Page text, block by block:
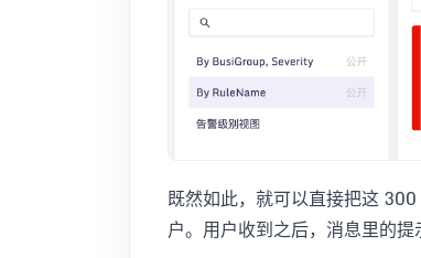
既然如此，就可以直接把这
户。用户收到之后，消息里的提